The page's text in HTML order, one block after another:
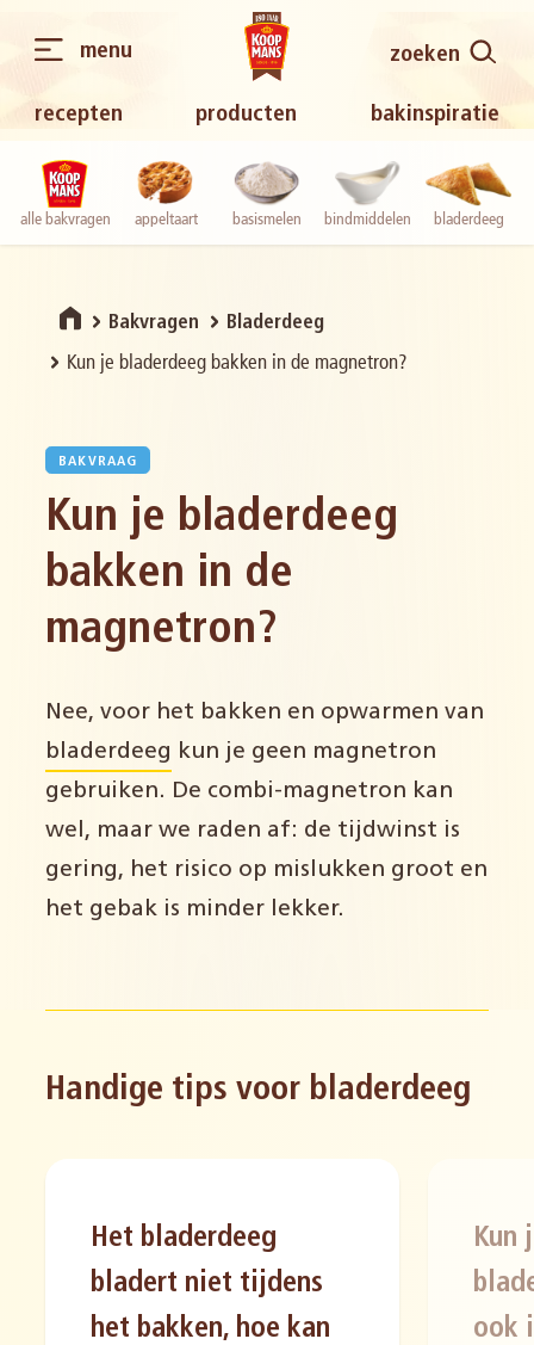
recepten producten bakinspiratie
zoeken
menu
alle bakvragen appeltaart basismelen bindmiddelen bladerdeeg
Bakvragen Bladerdeeg
Kun je bladerdeeg bakken in de magnetron?
BAKVRAAG
Kun je bladerdeeg
bakken in de
magnetron?
Nee, voor het bakken en opwarmen van
bladerdeeg kun je geen magnetron
gebruiken. De combi-magnetron kan
wel, maar we raden af: de tijdwinst is
gering, het risico op mislukken groot en
het gebak is minder lekker.
Handige tips voor bladerdeeg
Het bladerdeeg
bladert niet tijdens
het bakken, hoe kan
Kun
ook